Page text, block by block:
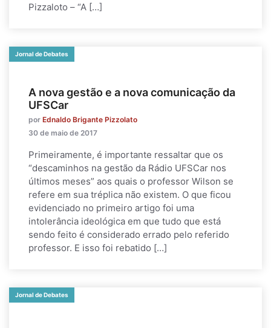
Pizzaloto – “A […]
Jornal de Debates
A nova gestão e a nova comunicação da
UFSCar
por Ednaldo Brigante Pizzolato
30 de maio de 2017
Primeiramente, é importante ressaltar que os
“descaminhos na gestão da Rádio UFSCar nos
últimos meses” aos quais o professor Wilson se
refere em sua tréplica não existem. O que ficou
evidenciado no primeiro artigo foi uma
intolerância ideológica em que tudo que está
sendo feito é considerado errado pelo referido
professor. E isso foi rebatido […]
Jornal de Debates